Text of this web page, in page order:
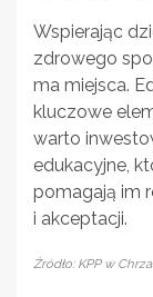
Wspierając
zdrowego
ma miejsca.
kluczowe
warto
edukacyjne,
pomagają im
i akceptacji.
Źródło: KPP w